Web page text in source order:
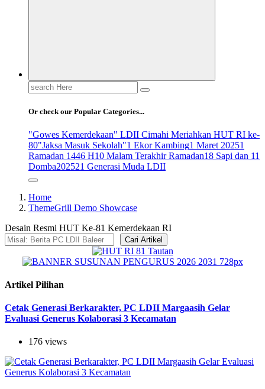
Search
for:
Or check our Popular Categories...
"Gowes Kemerdekaan" LDII Cimahi Meriahkan HUT RI ke-
80"Jaksa Masuk Sekolah"1 Ekor Kambing1 Maret 20251
Ramadan 1446 H10 Malam Terakhir Ramadan18 Sapi dan 11
Domba202521 Generasi Muda LDII
Home
ThemeGrill Demo Showcase
Desain Resmi HUT Ke-81 Kemerdekaan RI
Cari Artikel
Artikel Pilihan
Cetak Generasi Berkarakter, PC LDII Margaasih Gelar
Evaluasi Generus Kolaborasi 3 Kecamatan
176 views